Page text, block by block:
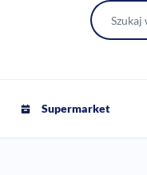
Supermarket